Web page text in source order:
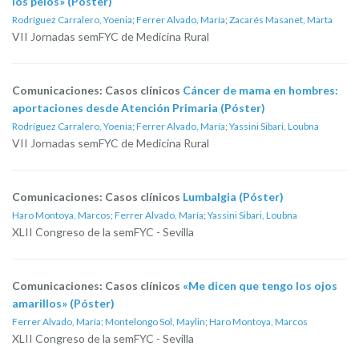
Rodríguez Carralero, Yoenia; Ferrer Alvado, María; Zacarés Masanet, Marta
VII Jornadas semFYC de Medicina Rural
Comunicaciones: Casos clínicos Cáncer de mama en hombres:
aportaciones desde Atención Primaria (Póster)
Rodríguez Carralero, Yoenia; Ferrer Alvado, María; Yassini Sibari, Loubna
VII Jornadas semFYC de Medicina Rural
Comunicaciones: Casos clínicos Lumbalgia (Póster)
Haro Montoya, Marcos; Ferrer Alvado, María; Yassini Sibari, Loubna
XLII Congreso de la semFYC - Sevilla
Comunicaciones: Casos clínicos «Me dicen que tengo los ojos
amarillos» (Póster)
Ferrer Alvado, María; Montelongo Sol, Maylin; Haro Montoya, Marcos
XLII Congreso de la semFYC - Sevilla